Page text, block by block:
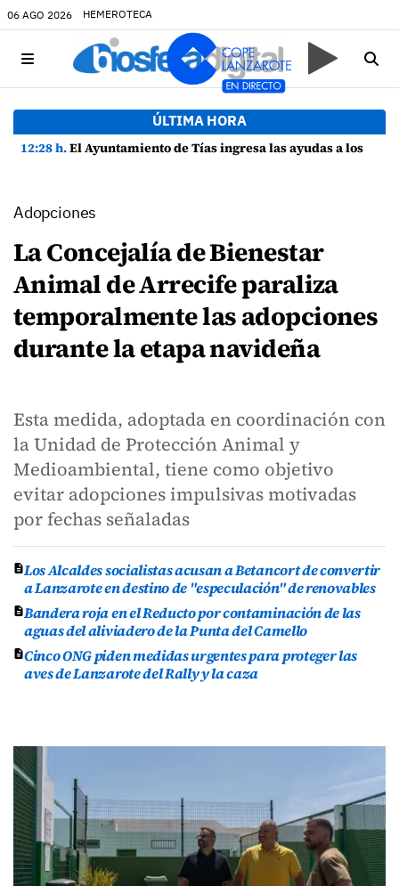
06 AGO 2026 HEMEROTECA
ÚLTIMA HORA
12:28 h.El Ayuntamiento de Tías ingresa las ayudas a los estudiantes del municipio
Adopciones
La Concejalía de Bienestar
Animal de Arrecife paraliza
temporalmente las adopciones
durante la etapa navideña
Esta medida, adoptada en coordinación con
la Unidad de Protección Animal y
Medioambiental, tiene como objetivo
evitar adopciones impulsivas motivadas
por fechas señaladas
Los Alcaldes socialistas acusan a Betancort de convertir
a Lanzarote en destino de "especulación" de renovables
Bandera roja en el Reducto por contaminación de las
aguas del aliviadero de la Punta del Camello
Cinco ONG piden medidas urgentes para proteger las
aves de Lanzarote del Rally y la caza